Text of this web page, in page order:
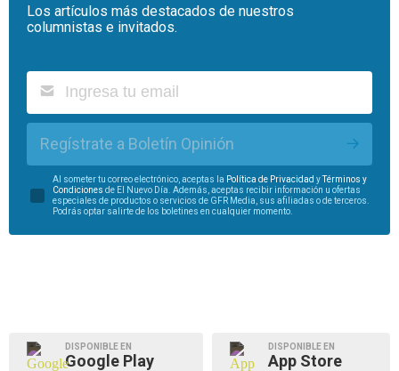
Los artículos más destacados de nuestros
columnistas e invitados.
Regístrate a Boletín Opinión
Al someter tu correo electrónico, aceptas la Política de Privacidad yTérminos y
Condiciones de El Nuevo Día. Además, aceptas recibir información u ofertas
especiales de productos o servicios de GFR Media, sus afiliadas o de terceros.
Podrás optar salirte de los boletines en cualquier momento.
DISPONIBLE EN
Google Play
DISPONIBLE EN
App Store